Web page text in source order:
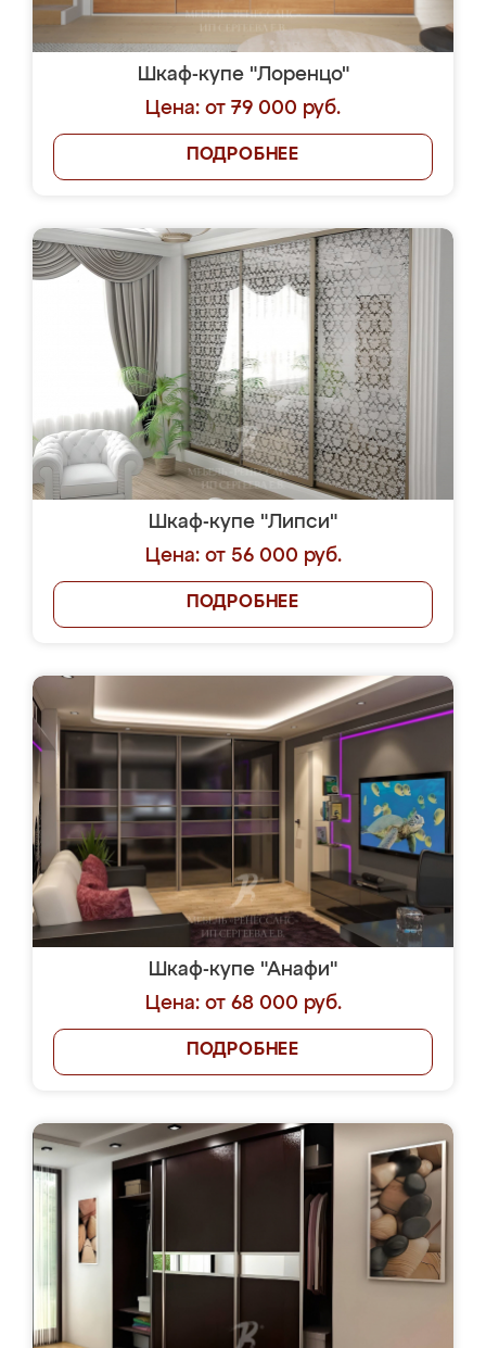
Шкаф-купе "Лоренцо"
Цена: от 79 000 руб.
ПОДРОБНЕЕ
Шкаф-купе "Липси"
Цена: от 56 000 руб.
ПОДРОБНЕЕ
Шкаф-купе "Анафи"
Цена: от 68 000 руб.
ПОДРОБНЕЕ